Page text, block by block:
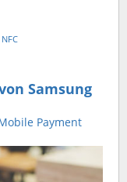
NFC
Samsung
Payment